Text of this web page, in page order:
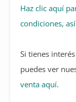
Haz clic aquí
condiciones,
Si tienes
puedes ver
venta aquí.